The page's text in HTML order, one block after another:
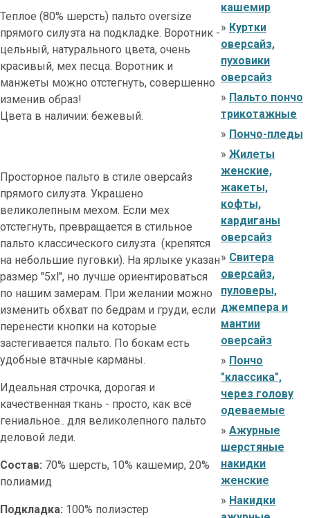
Теплое (80% шерсть) пальто oversize
прямого силуэта на подкладке. Воротник -
цельный, натурального цвета, очень
красивый, мех песца. Воротник и
манжеты можно отстегнуть, совершенно
изменив образ!
Цвета в наличии: бежевый.
Просторное пальто в стиле оверсайз
прямого силуэта. Украшено
великолепным мехом. Если мех
отстегнуть, превращается в стильное
пальто классического силуэта (крепятся
на небольшие пуговки). На ярлыке указан
размер "5xl", но лучше ориентироваться
по нашим замерам. При желании можно
изменить обхват по бедрам и груди, если
перенести кнопки на которые
застегивается пальто. По бокам есть
удобные втачные карманы.
Идеальная строчка, дорогая и
качественная ткань - просто, как всё
гениальное.. для великолепного пальто
деловой леди.
Состав: 70% шерсть, 10% кашемир, 20%
полиамид
Подкладка: 100% полиэстер
кашемир
» Куртки
оверсайз,
пуховики
оверсайз
» Пальто пончо
трикотажные
» Пончо-пледы
» Жилеты
женские,
жакеты,
кофты,
кардиганы
оверсайз
» Свитера
оверсайз,
пуловеры,
джемпера и
мантии
оверсайз
» Пончо
"классика",
через голову
одеваемые
» Ажурные
шерстяные
накидки
женские
» Накидки